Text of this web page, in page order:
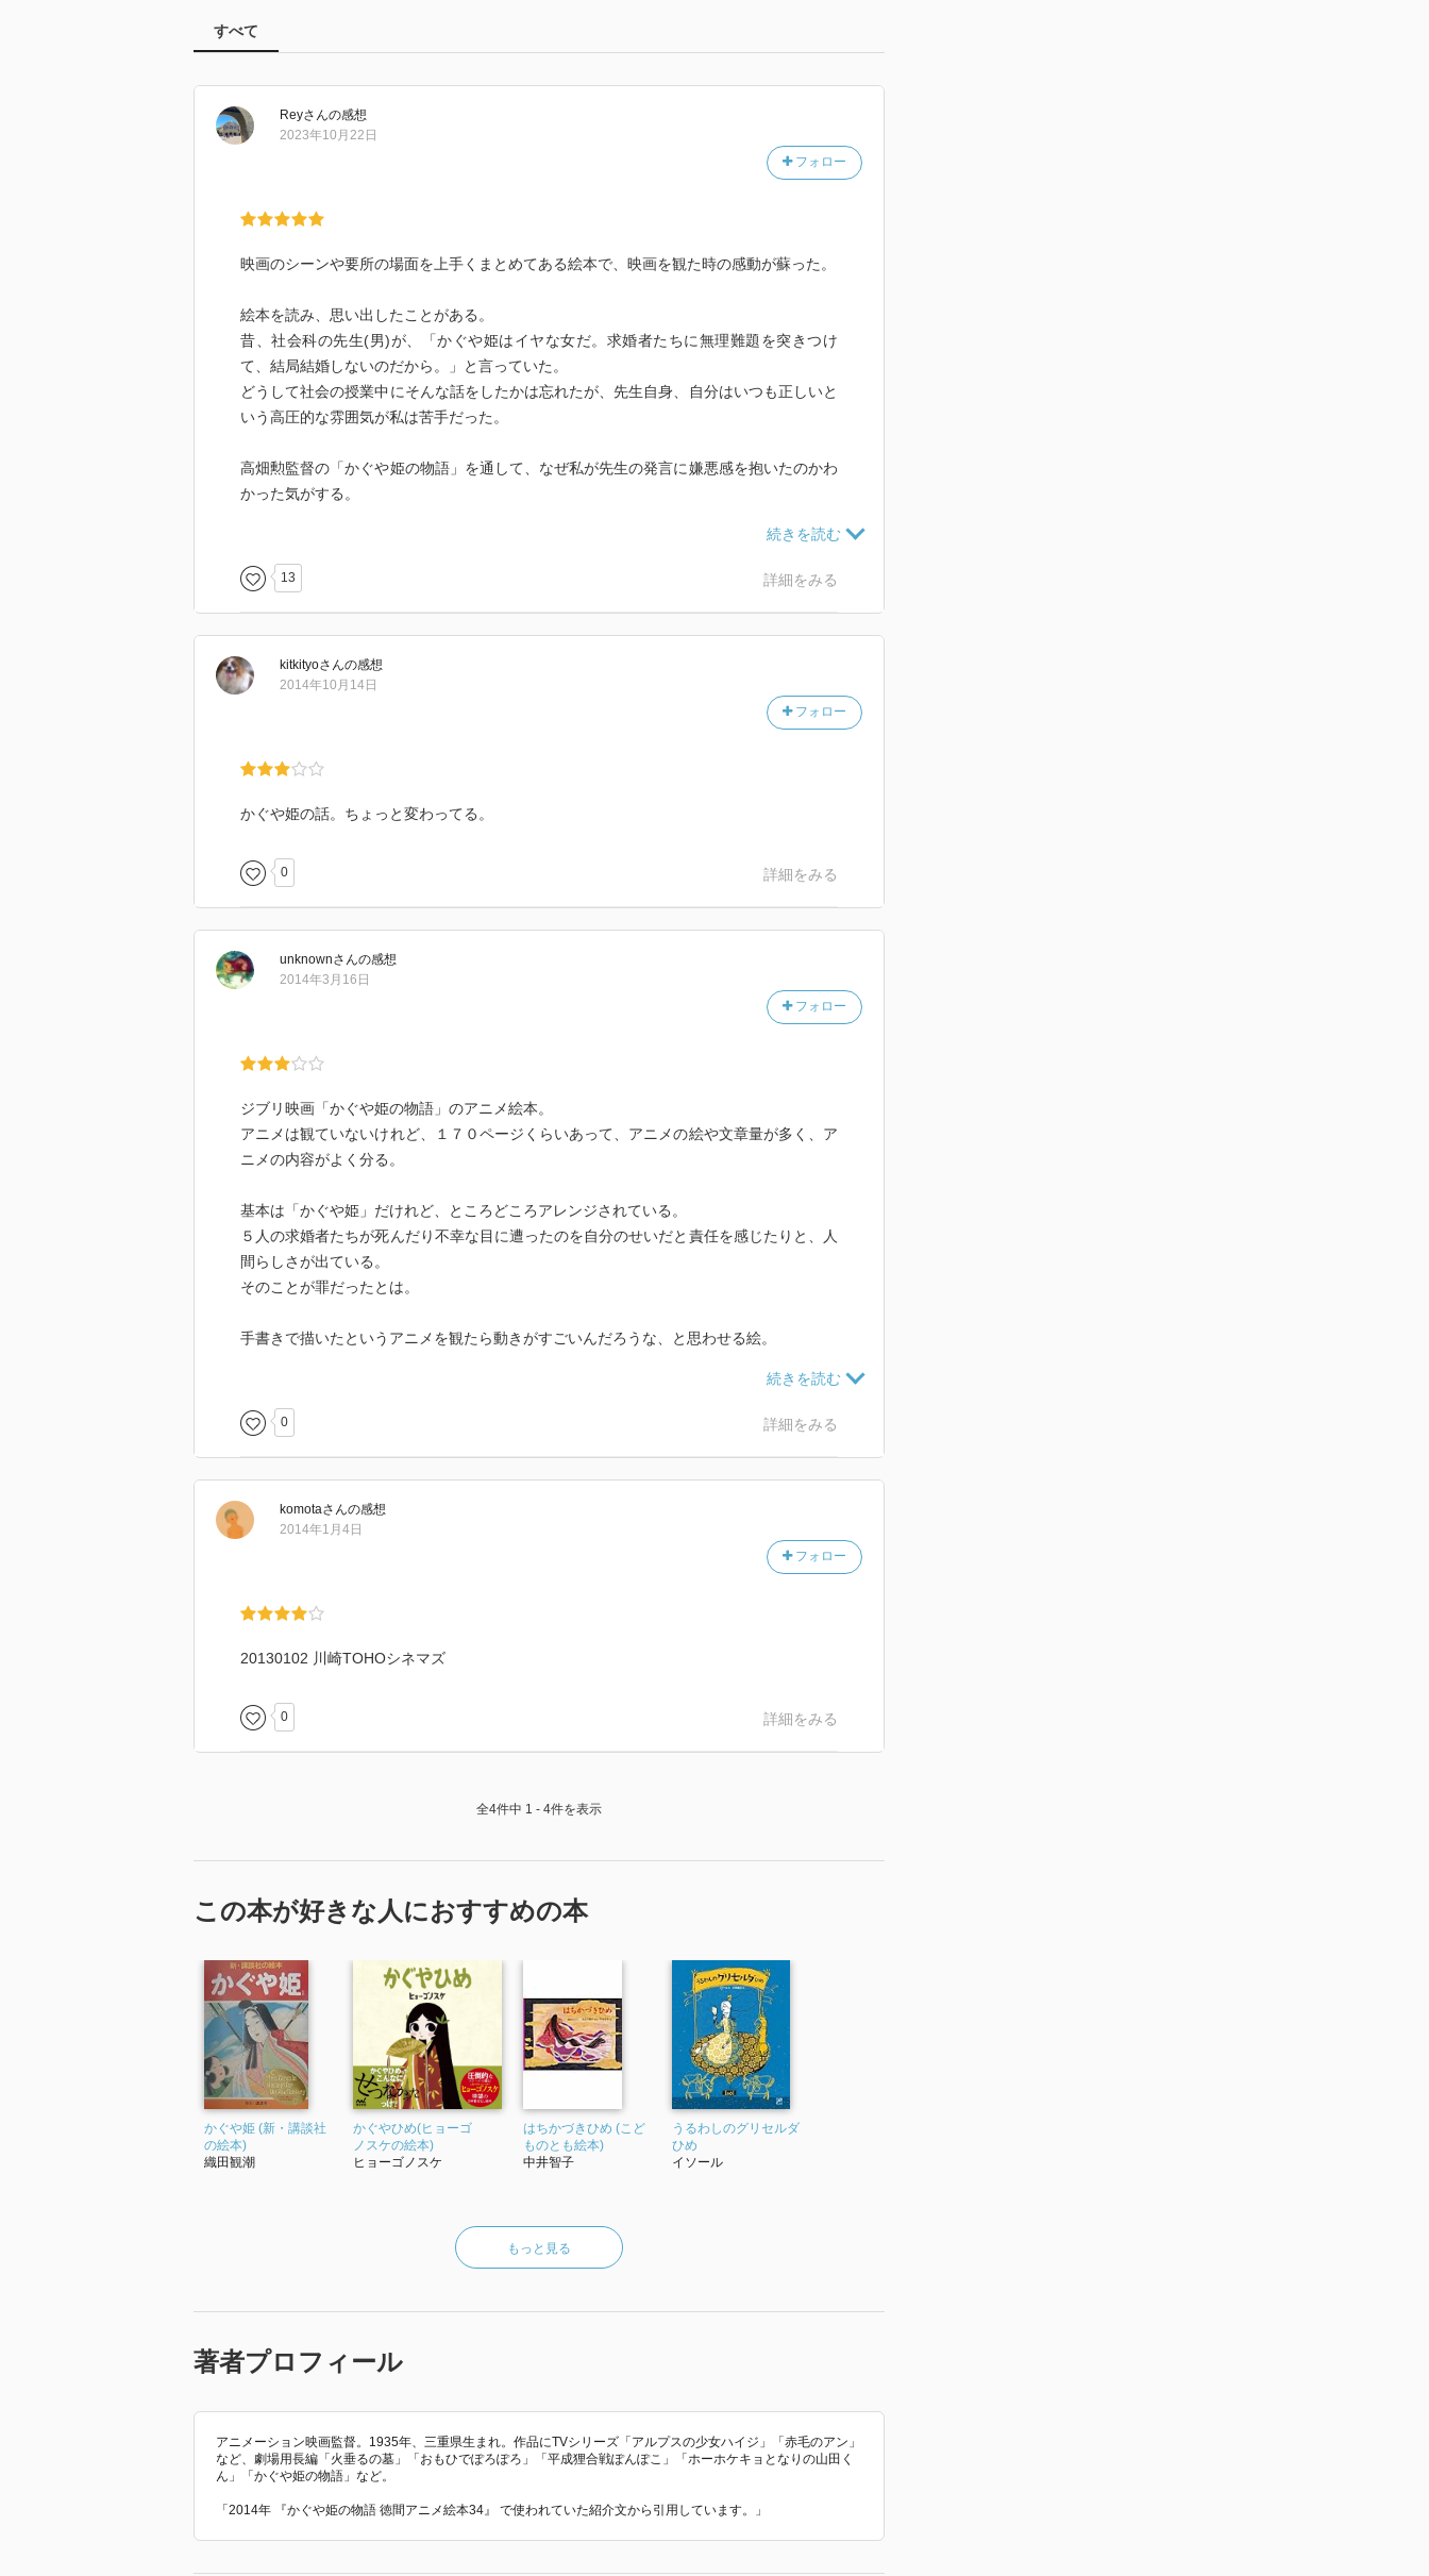
すべて
Reyさんの感想
フォロー
2023年10月22日
映画のシーンや要所の場面を上手くまとめてある絵本で、映画を観た時の感動が蘇った。
絵本を読み、思い出したことがある。
昔、社会科の先生(男)が、「かぐや姫はイヤな女だ。求婚者たちに無理難題を突きつけ
て、結局結婚しないのだから。」と言っていた。
どうして社会の授業中にそんな話をしたかは忘れたが、先生自身、自分はいつも正しいと
いう高圧的な雰囲気が私は苦手だった。
高畑勲監督の「かぐや姫の物語」を通して、なぜ私が先生の発言に嫌悪感を抱いたのかわ
かった気がする。
かぐや姫が美しい顔だからと言い寄ってくる王子たちに対し、かぐや姫の気持ちは置いて
きぼりになっている。帝は最たるもので、自分が言い寄れば「嫌がる女はいない」と言
い、男の傲慢さが物語では描かれている。かぐや姫を自分の所有物にしようとし、彼女の
「求婚されたのだから、結婚〝すべき〟」、
そして従わない者を「イヤな女」と一言で片付けた当時の先生が、「かぐや姫の物語」に
高畑勲監督のかぐや姫の解釈、あっぱれ。
13 詳細をみる
kitkityoさんの感想
フォロー
2014年10月14日
かぐや姫の話。ちょっと変わってる。
0 詳細をみる
unknownさんの感想
フォロー
2014年3月16日
ジブリ映画「かぐや姫の物語」のアニメ絵本。
アニメは観ていないけれど、１７０ページくらいあって、アニメの絵や文章量が多く、ア
ニメの内容がよく分る。
基本は「かぐや姫」だけれど、ところどころアレンジされている。
５人の求婚者たちが死んだり不幸な目に遭ったのを自分のせいだと責任を感じたりと、人
間らしさが出ている。
そのことが罪だったとは。
手書きで描いたというアニメを観たら動きがすごいんだろうな、と思わせる絵。
0 詳細をみる
komotaさんの感想
フォロー
2014年1月4日
20130102 川崎TOHOシネマズ
0 詳細をみる
全4件中 1 - 4件を表示
この本が好きな人におすすめの本
かぐや姫 (新・講談社
の絵本)
織田観潮
かぐやひめ(ヒョーゴ
ノスケの絵本)
ヒョーゴノスケ
はちかづきひめ (こど
ものとも絵本)
中井智子
うるわしのグリセルダ
ひめ
イソール
もっと見る
著者プロフィール
アニメーション映画監督。1935年、三重県生まれ。作品にTVシリーズ「アルプスの少女ハイジ」「赤毛のアン」
など、劇場用長編「火垂るの墓」「おもひでぽろぽろ」「平成狸合戦ぽんぽこ」「ホーホケキョとなりの山田く
ん」「かぐや姫の物語」など。
「2014年 『かぐや姫の物語 徳間アニメ絵本34』 で使われていた紹介文から引用しています。」